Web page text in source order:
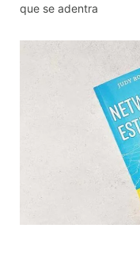
que se adentra